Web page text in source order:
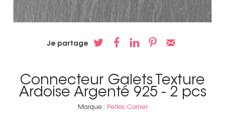
Je partage
Connecteur Galets Texture
Ardoise Argenté 925 - 2 pcs
Marque : Perles Corner